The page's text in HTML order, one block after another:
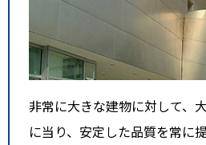
非常に大きな建物に対して、
に当り、安定した品質を常に